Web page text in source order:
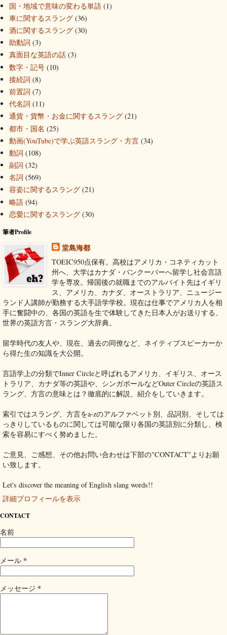
国・地域で意味の変わる単語 (1)
車に関するスラング (36)
酒に関するスラング (30)
助動詞 (3)
真面目な英語の話 (3)
数字・記号 (10)
接続詞 (8)
前置詞 (7)
代名詞 (11)
通貨・貨幣・お金に関するスラング (21)
都市・国名 (25)
動画(YouTube)で学ぶ英語スラング・方言 (34)
動詞 (108)
副詞 (32)
名詞 (569)
容姿に関するスラング (21)
略語 (94)
恋愛に関するスラング (30)
筆者Profile
堂島海都
TOEIC950点保有。高校はアメリカ・コネティカット
州へ、大学はカナダ・バンクーバーへ留学し社会言語
学を専攻。帰国後の就職までのアルバイト先はイギリ
ス、アメリカ、カナダ、オーストラリア、ニュージー
ランド人講師が勤務する大手語学学校。現在は仕事でアメリカ人を相
手に奮闘中の、各国の英語を生で体験してきた日本人がお送りする、
世界の英語方言・スラング大辞典。
留学時代の友人や、現在、過去の同僚など、ネイティブスピーカーか
ら得た生の知識を大公開。
言語学上の分類でInner Circleと呼ばれるアメリカ、イギリス、オース
トラリア、カナダ等の英語や、シンガポールなどOuter Circleの英語ス
ラング、方言の意味とは？徹底的に解説、紹介をしていきます。
索引ではスラング、方言をa-zのアルファベット別、品詞別、そしては
っきりしているものに関しては可能な限り各国の英語別に分類し、検
索を容易にすべく努めました。
ご意見、ご感想、その他お問い合わせは下部の"CONTACT"よりお願
い致します。
Let's discover the meaning of English slang words!!
詳細プロフィールを表示
CONTACT
名前
メール *
メッセージ *